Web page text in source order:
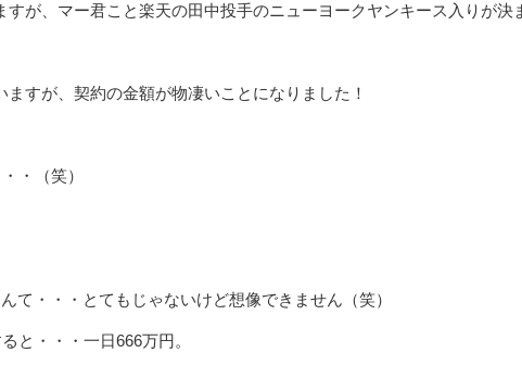
すが、マー君こと楽天の田中投手のニューヨークヤンキース入りが決
すが、契約の金額が物凄いことになりました！
・（笑）
て・・・とてもじゃないけど想像できません（笑）
と・・・一日666万円。